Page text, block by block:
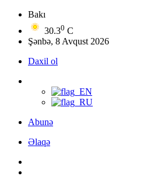
Bakı
30.30 C
Şənbə, 8 Avqust 2026
Daxil ol
Abunə
Əlaqə